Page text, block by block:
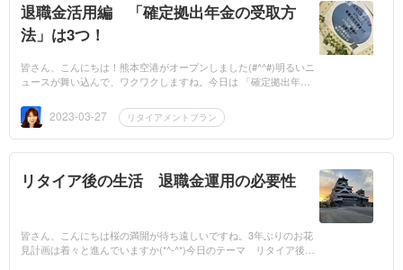
退職金活用編 「確定拠出年金の受取方
法」は3つ！
皆さん、こんにちは！熊本空港がオープンしました(#^^#)明るいニ
ュースが舞い込んで、ワクワクしますね。今日は 「確定拠出年金
個...
2023-03-27 リタイアメントプラン
リタイア後の生活 退職金運用の必要性
皆さん、こんにちは桜の満開が待ち遠しいですね。3年ぶりのお花
見計画は着々と進んでいますか(*^-^*)今日のテーマ リタイア後の